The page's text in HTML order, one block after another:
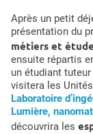
Après un petit
présentation du
métiers et
ensuite répartis
un étudiant
visitera les Unités
Laboratoire
Lumière,
découvrira les